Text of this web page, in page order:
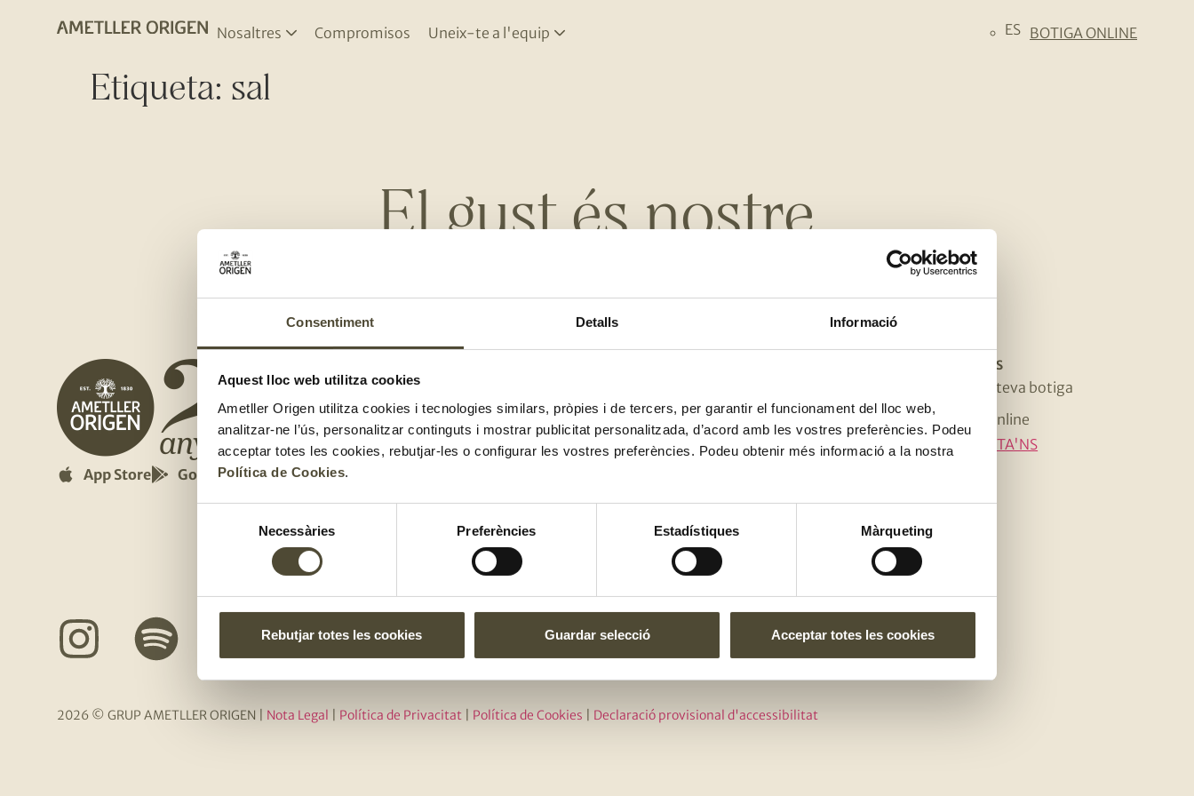
Consentiment Detalls Informació
Aquest lloc web utilitza cookies
Ametller Origen utilitza cookies i tecnologies similars, pròpies i de tercers, per garantir el funcionament del lloc web,
analitzar-ne l’ús, personalitzar continguts i mostrar publicitat personalitzada, d’acord amb les vostres preferències. Podeu
acceptar totes les cookies, rebutjar-les o configurar les vostres preferències. Podeu obtenir més informació a la nostra
Política de Cookies.
consentiment
Necessàries Preferències Estadístiques Màrqueting
Rebutjar totes les cookies Guardar selecció Acceptar totes les cookies
Nosaltres Compromisos Uneix-te a l'equip ES BOTIGA ONLINE
Etiqueta: sal
El gust és nostre
App Store Google Play
Qui som
Els nostres compromisos
El gust és nostre
Els nostres departaments
OFERTES LABORALS
Calendari de temporada
BOTIGUES
Troba la teva botiga
Botiga online
CONTACTA'NS
2026 © GRUP AMETLLER ORIGEN Nota Legal Política de Privacitat Política de Cookies Declaració provisional d'accessibilitat